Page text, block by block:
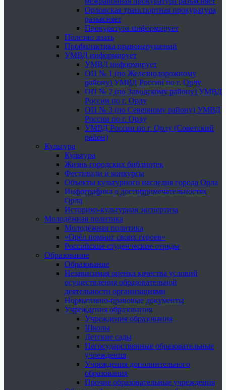
Орловская транспортная прокуратура
разъясняет
Прокуратура информирует
Полезно знать
Профилактика правонарушений
УМВД информирует
УМВД информирует
ОП № 1 (по Железнодорожному
району) УМВД России по г. Орлу
ОП № 2 (по Заводскому району) УМВД
России по г. Орлу
ОП № 3 (по Северному району) УМВД
России по г. Орлу
УМВД России по г. Орлу (Советский
район)
Культура
Культура
Жизнь городских библиотек
Фестивали и конкурсы
Объекты культурного наследия города Орла
Инфографика о достопримечательностях
Орла
Историко-культурная экспертиза
Молодёжная политика
Молодёжная политика
«Орёл помнит своих героев»
Российские студенческие отряды
Образование
Образование
Независимая оценка качества условий
осуществления образовательной
деятельности организациями
Нормативно-правовые документы
Учреждения образования
Учреждения образования
Школы
Детские сады
Негосударственные образовательные
учреждения
Учреждения дополнительного
образования
Прочие образовательные учреждения